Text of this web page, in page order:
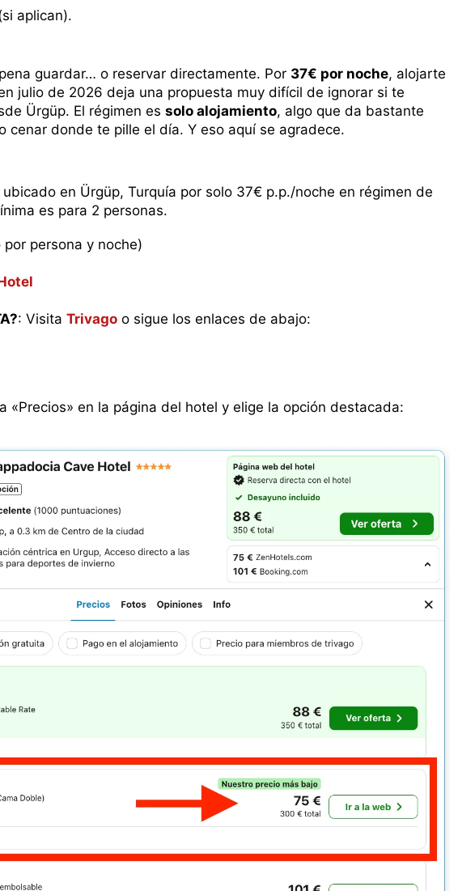
aplican).
guardar… o reservar directamente. Por 37€ por noche, alojarte
julio de 2026 deja una propuesta muy difícil de ignorar si te
Ürgüp. El régimen es solo alojamiento, algo que da bastante
cenar donde te pille el día. Y eso aquí se agradece.
en Ürgüp, Turquía por solo 37€ p.p./noche en régimen de
es para 2 personas.
persona y noche)
: Visita Trivago o sigue los enlaces de abajo:
«Precios» en la página del hotel y elige la opción destacada: